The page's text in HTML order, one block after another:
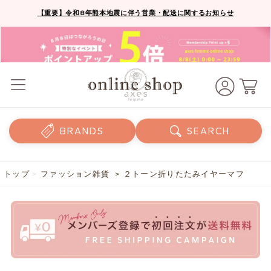
【重要】令和8年熊本地震に伴う営業・配送に関するお知らせ
BRANDS SEARCH
トップ > ファッション雑貨 > ２トーン折りたたみイヤーマフ